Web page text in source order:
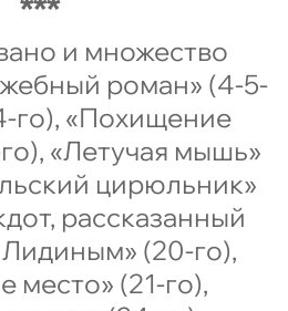
и множество
роман» (4-5-
го), «Похищение
«Летучая мышь»
цирюльник»
рассказанный
(20-го),
место» (21-го),